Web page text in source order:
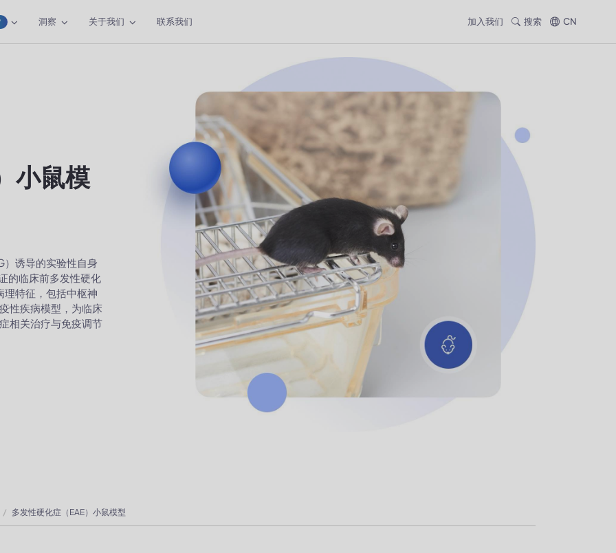
洞察 关于我们 联系我们 加入我们 搜索 CN
小鼠模
诱导的实验性自身
的临床前多发性硬化
特征，包括中枢神
性疾病模型，为临床
相关治疗与免疫调节
多发性硬化症（EAE）小鼠模型